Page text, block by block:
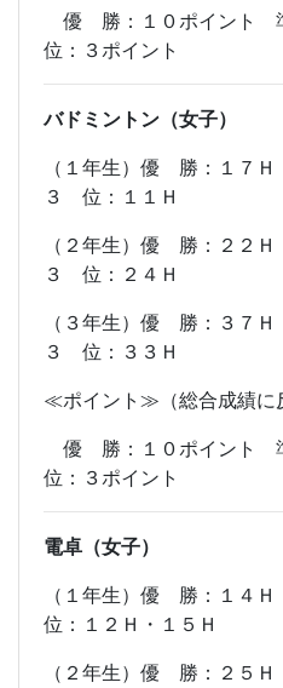
優 勝：１０ポイント
位：３ポイント
バドミントン（女子）
（１年生）優 勝：１
３ 位：１１Ｈ
（２年生）優 勝：２
３ 位：２４Ｈ
（３年生）優 勝：３
３ 位：３３Ｈ
≪ポイント≫（総合成績に
優 勝：１０ポイント
位：３ポイント
電卓（女子）
（１年生）優 勝：１４
位：１２Ｈ・１５Ｈ
（２年生）優 勝：２５